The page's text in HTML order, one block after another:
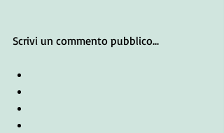
Scrivi un commento pubblico...